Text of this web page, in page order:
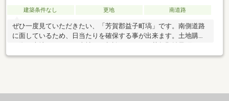
建築条件なし 更地 南道路
ぜひ一度見ていただきたい、「芳賀郡益子町塙」です。南側道路
に面しているため、日当たりを確保する事が出来ます。土地購入
アでの不動産探しは、経験